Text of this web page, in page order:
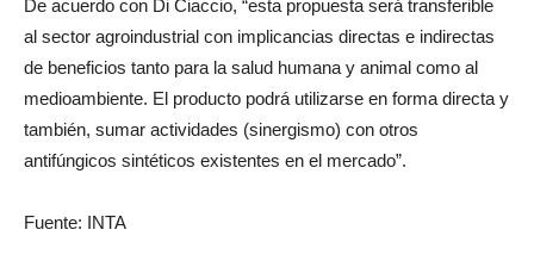
De acuerdo con Di Ciaccio, “esta propuesta será transferible
al sector agroindustrial con implicancias directas e indirectas
de beneficios tanto para la salud humana y animal como al
medioambiente. El producto podrá utilizarse en forma directa y
también, sumar actividades (sinergismo) con otros